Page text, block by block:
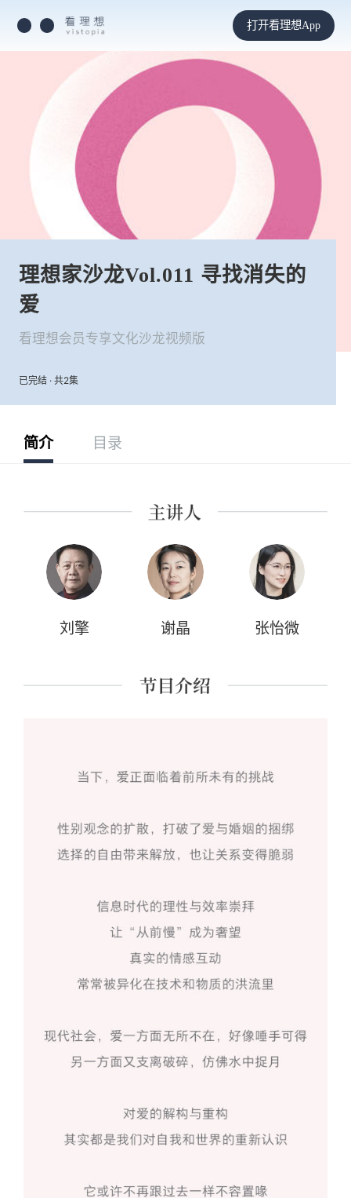
打开看理想App
理想家沙龙Vol.011 寻找消失的
爱
看理想会员专享文化沙龙视频版
已完结 · 共2集
简介 目录
刘擎 谢晶 张怡微